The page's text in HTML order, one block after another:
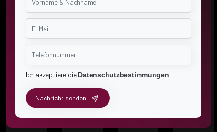
Ich akzeptiere die Datenschutzbestimmungen
Nachricht senden